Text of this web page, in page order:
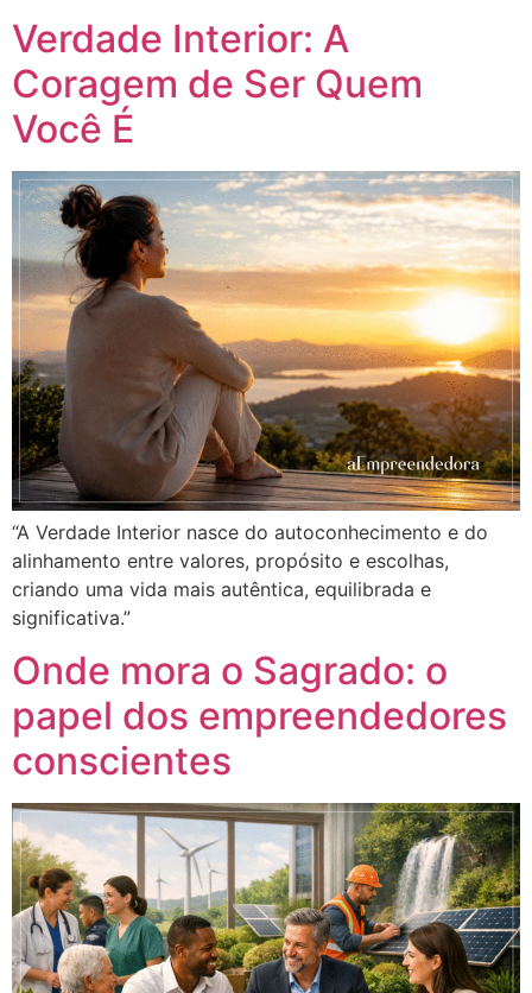
Verdade Interior: A
Coragem de Ser Quem
Você É
“A Verdade Interior nasce do autoconhecimento e do
alinhamento entre valores, propósito e escolhas,
criando uma vida mais autêntica, equilibrada e
significativa.”
Onde mora o Sagrado: o
papel dos empreendedores
conscientes